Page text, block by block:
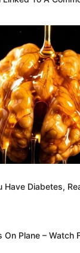
Have Diabetes,
On Plane – Watch